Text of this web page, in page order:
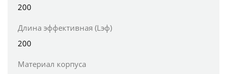
200
Длина эффективная (Lэф)
200
Материал корпуса